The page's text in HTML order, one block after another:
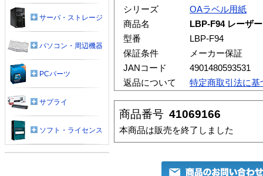
シリーズ
OAラベル用紙
商品名
LBP-F94 レーザ
型番
LBP-F94
保証条件
メーカー保証
JANコード
4901480593531
返品について
特定商取引法に基
商品番号 41069166
本商品は販売を終了しました
サーバ・ストレージ
パソコン・周辺機器
PCパーツ
サプライ
ソフト・ライセンス